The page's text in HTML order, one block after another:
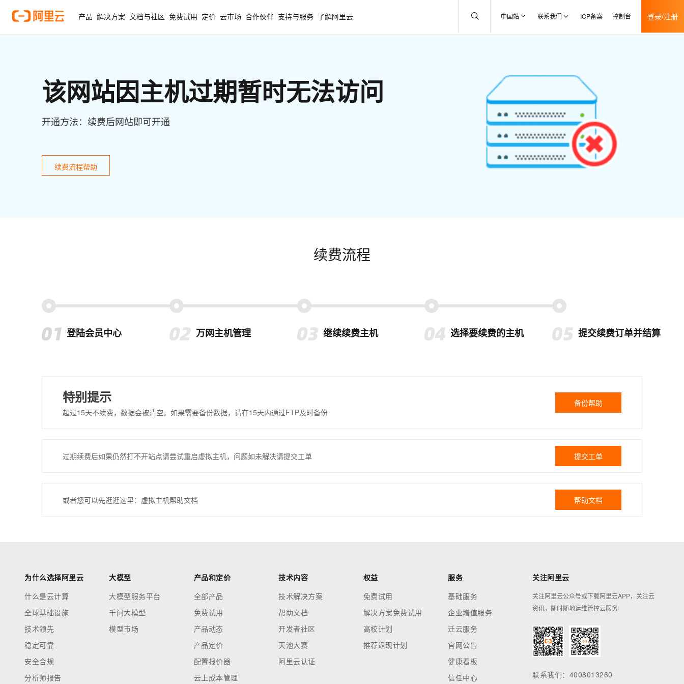
产品 解决方案 文档与社区 免费试用 定价 云市场 合作伙伴 支持与服务 了解阿里云 中国站 联系我们 ICP备案 控制台 登录/注册
该网站因主机过期暂时无法访问
开通方法：续费后网站即可开通
续费流程帮助
续费流程
登陆会员中心 万网主机管理 继续续费主机 选择要续费的主机 提交续费订单并结算
特别提示
超过15天不续费，数据会被清空。如果需要备份数据，请在15天内通过FTP及时备份
备份帮助
过期续费后如果仍然打不开站点请尝试重启虚拟主机，问题如未解决请提交工单 提交工单
或者您可以先逛逛这里：虚拟主机帮助文档 帮助文档